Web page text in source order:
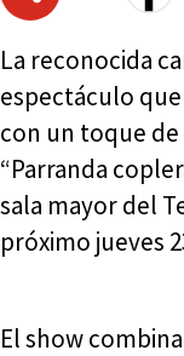
La reconocida
espectáculo
con un toque
“Parranda
sala mayor del
próximo jueves
El show